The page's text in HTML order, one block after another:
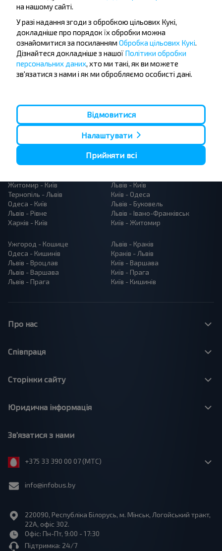
Не пропусти акції, знижки та спеціальні
подорожуй з нами дешевше!
Популярні автобусні маршрути
Житомир - Київ
Тернопіль - Львів
Одеса - Київ
Львів - Рівне
Харків - Київ
Львів - Київ
Київ - Одеса
Львів - Буковель
Львів - Івано-Франківськ
Київ - Житомир
Ужгород - Кошице
Одеса - Кишинів
Львів - Вроцлав
Львів - Варшава
Львів - Прага
Львів - Краків
Краків - Львів
Київ - Варшава
Київ - Прага
Київ - Кишинів
Про нас
Співпраця
Сторінки сайту
Юридична інформація
Зв'язатися з нами
+375 33 390 00 07 (МТС)
info@infobus.by
220090, Республіка Білорусь, м. Мінськ, Логойський тракт,
22А, офіс 302.
Офіс: Пн-Пт, 9:00 - 17:30
Підтримка: 24/7
на нашому сайті.
У разі надання згоди з обробкою цільових Кукі,
докладніше про порядок їх обробки можна
ознайомитися за посиланням Обробка цільових Кукі.
Дізнайтеся докладніше з нашої Політики обробки
персональних даних, хто ми такі, як ви можете
зв'язатися з нами і як ми обробляємо особисті дані.
Відмовитися
Налаштувати
Прийняти всі